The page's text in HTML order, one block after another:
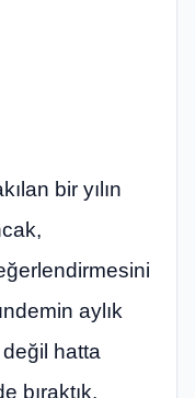
bir yılın
aylık
hatta
bıraktık.